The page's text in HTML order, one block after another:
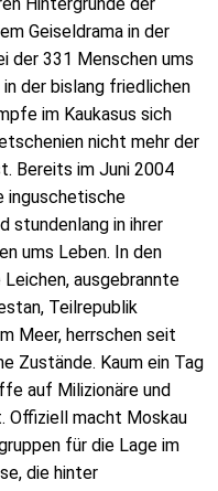
Geiseldrama in der
der 331 Menschen ums
der bislang friedlichen
im Kaukasus sich
nicht mehr der
Bereits im Juni 2004
inguschetische
stundenlang in ihrer
ums Leben. In den
ausgebrannte
Teilrepublik
Meer, herrschen seit
Zustände. Kaum ein Tag
auf Milizionäre und
Offiziell macht Moskau
für die Lage im
die hinter